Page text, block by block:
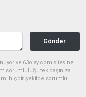
Gönder
ve 63olay.com sitesine
sorumluluğu tek başınıza
hiçbir şekilde sorumlu